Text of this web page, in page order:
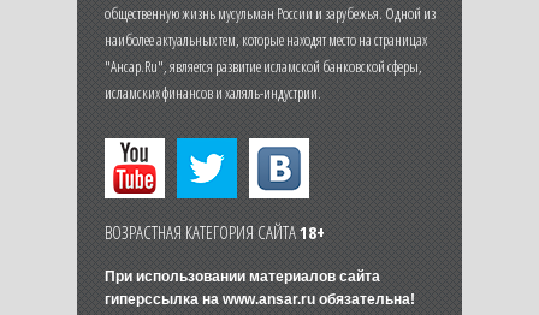
общественную жизнь мусульман России и зарубежья. Одной из
наиболее актуальных тем, которые находят место на страницах
"Ансар.Ru", является развитие исламской банковской сферы,
исламских финансов и халяль-индустрии.
ВОЗРАСТНАЯ КАТЕГОРИЯ САЙТА18+
При использовании материалов сайта
гиперссылка на www.ansar.ruобязательна!